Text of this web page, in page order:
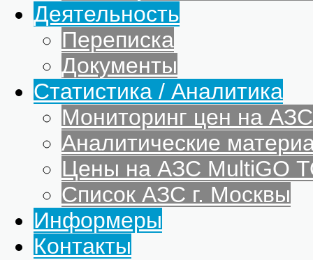
Деятельность
Переписка
Документы
Статистика / Аналитика
Мониторинг цен на
Аналитические
Цены на АЗС MultiGO
Список АЗС г. Москвы
Информеры
Контакты